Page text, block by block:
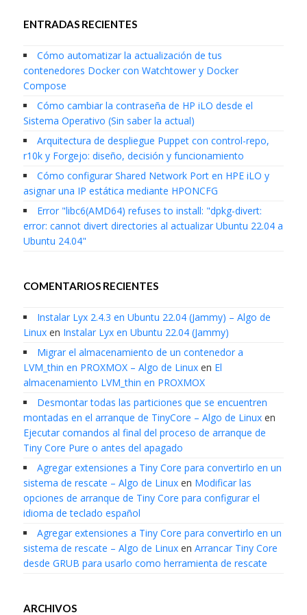
ENTRADAS RECIENTES
Cómo automatizar la actualización de tus
contenedores Docker con Watchtower y Docker
Compose
Cómo cambiar la contraseña de HP iLO desde el
Sistema Operativo (Sin saber la actual)
Arquitectura de despliegue Puppet con control-repo,
r10k y Forgejo: diseño, decisión y funcionamiento
Cómo configurar Shared Network Port en HPE iLO y
asignar una IP estática mediante HPONCFG
Error "libc6(AMD64) refuses to install: "dpkg-divert:
error: cannot divert directories al actualizar Ubuntu 22.04 a
Ubuntu 24.04"
COMENTARIOS RECIENTES
Instalar Lyx 2.4.3 en Ubuntu 22.04 (Jammy) – Algo de
Linuxen Instalar Lyx en Ubuntu 22.04 (Jammy)
Migrar el almacenamiento de un contenedor a
LVM_thin en PROXMOX – Algo de Linuxen El
almacenamiento LVM_thin en PROXMOX
Desmontar todas las particiones que se encuentren
montadas en el arranque de TinyCore – Algo de Linuxen
Ejecutar comandos al final del proceso de arranque de
Tiny Core Pure o antes del apagado
Agregar extensiones a Tiny Core para convertirlo en un
sistema de rescate – Algo de Linuxen Modificar las
opciones de arranque de Tiny Core para configurar el
idioma de teclado español
Agregar extensiones a Tiny Core para convertirlo en un
sistema de rescate – Algo de Linuxen Arrancar Tiny Core
desde GRUB para usarlo como herramienta de rescate
ARCHIVOS